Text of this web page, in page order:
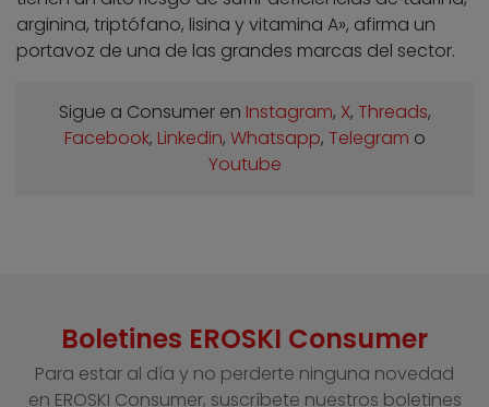
arginina, triptófano, lisina y vitamina A», afirma un
portavoz de una de las grandes marcas del sector.
Sigue a Consumer en Instagram, X, Threads,
Facebook, Linkedin, Whatsapp, Telegram o
Youtube
Boletines EROSKI Consumer
Para estar al día y no perderte ninguna novedad
en EROSKI Consumer, suscríbete nuestros boletines